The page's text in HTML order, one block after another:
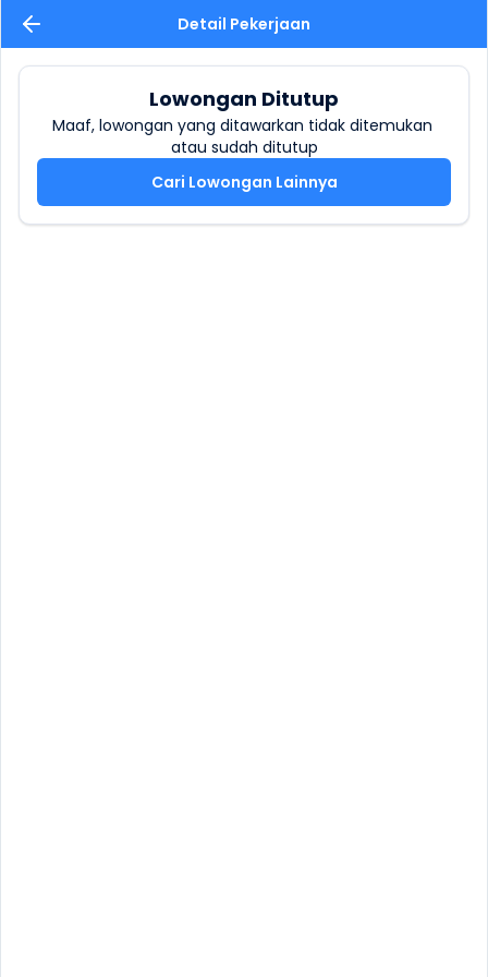
Detail Pekerjaan
Lowongan Ditutup
Maaf, lowongan yang ditawarkan tidak ditemukan
atau sudah ditutup
Cari Lowongan Lainnya